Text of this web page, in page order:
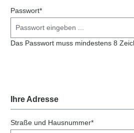
Passwort*
Das Passwort muss mindestens 8
Ihre Adresse
Straße und Hausnummer*